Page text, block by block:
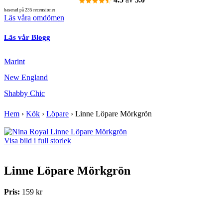
baserad på 235 recensioner
Läs våra omdömen
Läs vår Blogg
Marint
New England
Shabby Chic
Hem › Kök › Löpare › Linne Löpare Mörkgrön
Visa bild i full storlek
Linne Löpare Mörkgrön
Pris: 159 kr